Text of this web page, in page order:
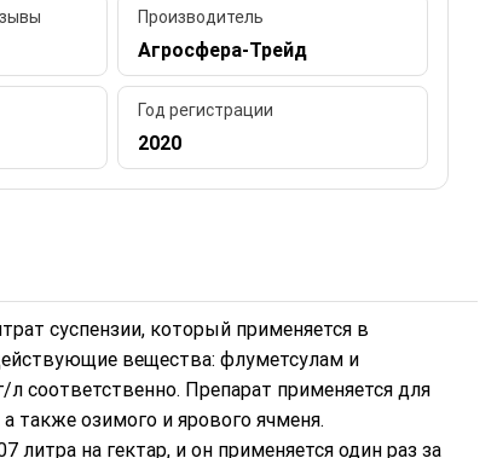
Производитель
Агросфера-Трейд
Год регистрации
2020
суспензии, который применяется в
вещества: флуметсулам и
соответственно. Препарат применяется для
также озимого и ярового ячменя.
литра на гектар, и он применяется один раз за